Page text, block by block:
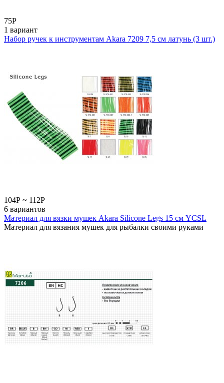
75Р
1 вариант
Набор ручек к инструментам Akara 7209 7,5 см латунь (3 шт.)
104Р ~ 112Р
6 вариантов
Материал для вязки мушек Akara Silicone Legs 15 см YCSL
Материал для вязания мушек для рыбалки своими руками